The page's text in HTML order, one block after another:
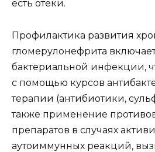
есть отеки.
Профилактика развития
гломерулонефрита
бактериальной инфекции,
с помощью курсов
терапии (антибиотики,
также применение
препаратов в случаях
аутоиммунных реакций,